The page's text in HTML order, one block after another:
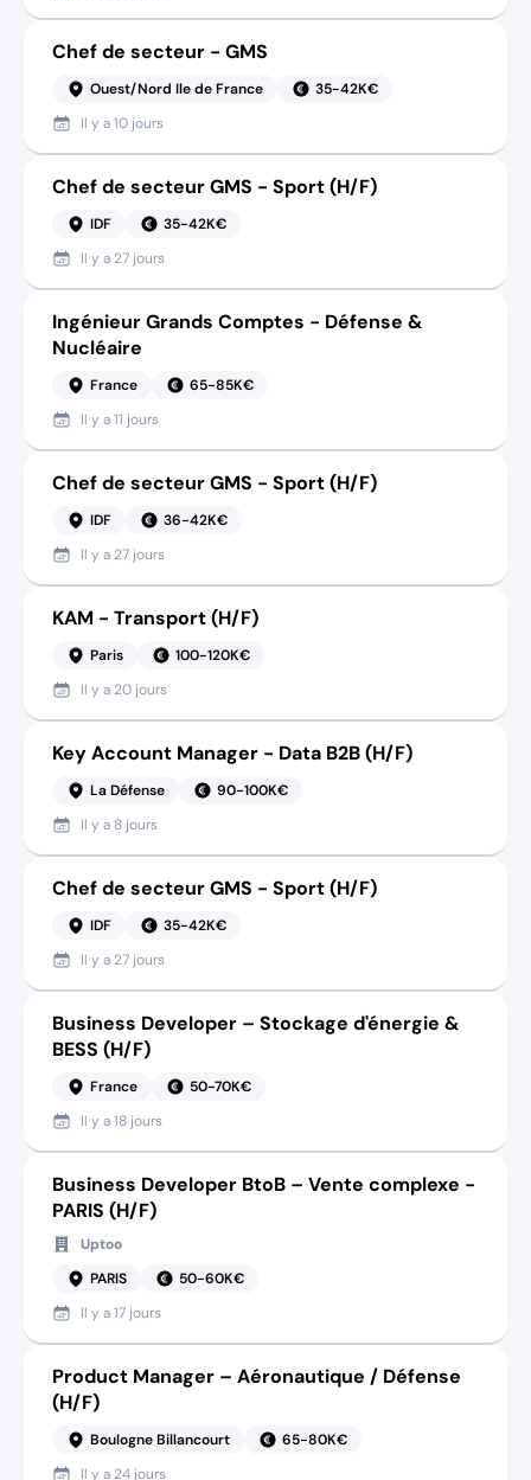
Chef de secteur - GMS
Ouest/Nord Ile de France
35-42K€
Il y a10 jours
Chef de secteur GMS - Sport (H/F)
IDF
35-42K€
Il y a 27 jours
Ingénieur Grands Comptes - Défense &
Nucléaire
France
65-85K€
Il y a11 jours
Chef de secteur GMS - Sport (H/F)
IDF
36-42K€
Il y a 27 jours
KAM - Transport (H/F)
Paris
100-120K€
Il y a 20 jours
Key Account Manager - Data B2B (H/F)
La Défense
90-100K€
Il y a 8 jours
Chef de secteur GMS - Sport (H/F)
IDF
35-42K€
Il y a 27 jours
Business Developer – Stockage d'énergie &
BESS (H/F)
France
50-70K€
Il y a18 jours
Business Developer BtoB – Vente complexe -
PARIS (H/F)
Uptoo
PARIS
50-60K€
Il y a17 jours
Product Manager – Aéronautique / Défense
(H/F)
Boulogne Billancourt
65-80K€
Il y a 24 jours